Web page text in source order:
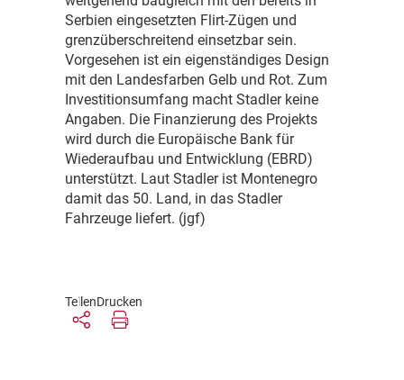
Serbien eingesetzten Flirt-Zügen und
grenzüberschreitend einsetzbar sein.
Vorgesehen ist ein eigenständiges Design
mit den Landesfarben Gelb und Rot. Zum
Investitionsumfang macht Stadler keine
Angaben. Die Finanzierung des Projekts
wird durch die Europäische Bank für
Wiederaufbau und Entwicklung (EBRD)
unterstützt. Laut Stadler ist Montenegro
damit das 50. Land, in das Stadler
Fahrzeuge liefert. (jgf)
TeilenDrucken